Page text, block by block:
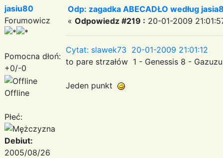
jasiu80
Forumowicz
Pomocna dłoń:
+0/-0
Offline
Płeć:
Debiut:
2005/08/26
Odp: zagadka ABECADŁO według
« Odpowiedz #219 : 20-01-2009
Cytat: slawek73 20-01-2009 21:01:12
to pare strzałów 1 - Genessis 8 -
Jeden punkt